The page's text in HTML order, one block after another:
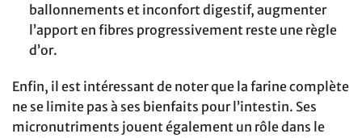
ballonnements et inconfort digestif, augmenter
l’apport en fibres progressivement reste une règle
d’or.
Enfin, il est intéressant de noter que la farine complète
ne se limite pas à ses bienfaits pour l’intestin. Ses
micronutriments jouent également un rôle dans le